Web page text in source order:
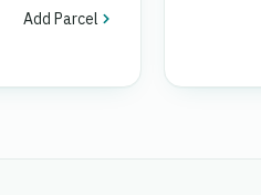
Add Parcel